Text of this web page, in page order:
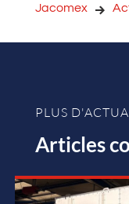
Jacomex
PLUS
Articles